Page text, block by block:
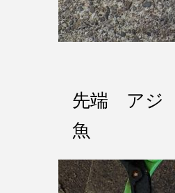
先端 アジ
魚 狙い